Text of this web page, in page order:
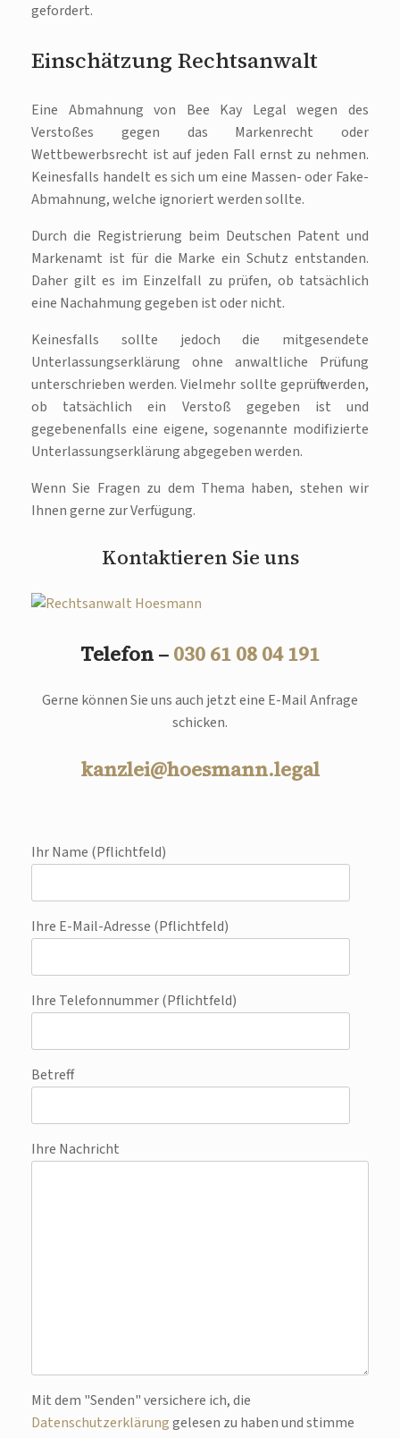
gefordert.
Einschätzung Rechtsanwalt
Eine Abmahnung von Bee Kay Legal wegen des
Verstoßes gegen das Markenrecht oder
Wettbewerbsrecht ist auf jeden Fall ernst zu nehmen.
Keinesfalls handelt es sich um eine Massen- oder Fake-
Abmahnung, welche ignoriert werden sollte.
Durch die Registrierung beim Deutschen Patent und
Markenamt ist für die Marke ein Schutz entstanden.
Daher gilt es im Einzelfall zu prüfen, ob tatsächlich
eine Nachahmung gegeben ist oder nicht.
Keinesfalls sollte jedoch die mitgesendete
Unterlassungserklärung ohne anwaltliche Prüfung
unterschrieben werden. Vielmehr sollte geprüft werden,
ob tatsächlich ein Verstoß gegeben ist und
gegebenenfalls eine eigene, sogenannte modifizierte
Unterlassungserklärung abgegeben werden.
Wenn Sie Fragen zu dem Thema haben, stehen wir
Ihnen gerne zur Verfügung.
Kontaktieren Sie uns
Telefon – 030 61 08 04 191
Gerne können Sie uns auch jetzt eine E-Mail Anfrage
schicken.
kanzlei@hoesmann.legal
Ihr Name (Pflichtfeld)
Ihre E-Mail-Adresse (Pflichtfeld)
Ihre Telefonnummer (Pflichtfeld)
Betreff
Ihre Nachricht
Bitte lasse dieses Feld leer.
Mit dem "Senden" versichere ich, die
Datenschutzerklärunggelesen zu haben und stimme